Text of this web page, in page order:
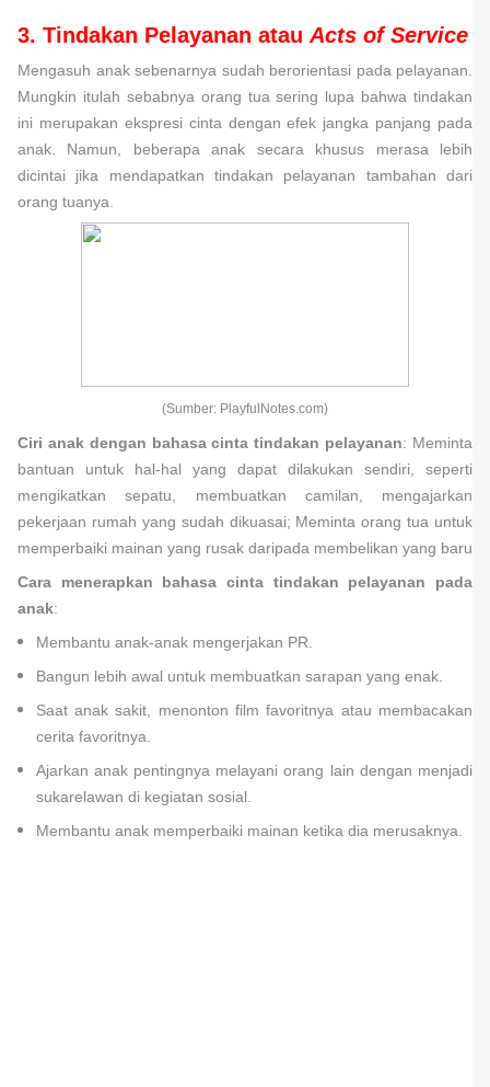
3. Tindakan Pelayanan atau Acts of Service
Mengasuh anak sebenarnya sudah berorientasi pada pelayanan.
Mungkin itulah sebabnya orang tua sering lupa bahwa tindakan
ini merupakan ekspresi cinta dengan efek jangka panjang pada
anak. Namun, beberapa anak secara khusus merasa lebih
dicintai jika mendapatkan tindakan pelayanan tambahan dari
orang tuanya.
(Sumber: PlayfulNotes.com)
Ciri anak dengan bahasa cinta tindakan pelayanan: Meminta
bantuan untuk hal-hal yang dapat dilakukan sendiri, seperti
mengikatkan sepatu, membuatkan camilan, mengajarkan
pekerjaan rumah yang sudah dikuasai; Meminta orang tua untuk
memperbaiki mainan yang rusak daripada membelikan yang baru
Cara menerapkan bahasa cinta tindakan pelayanan pada
anak:
Membantu anak-anak mengerjakan PR.
Bangun lebih awal untuk membuatkan sarapan yang enak.
Saat anak sakit, menonton film favoritnya atau membacakan
cerita favoritnya.
Ajarkan anak pentingnya melayani orang lain dengan menjadi
sukarelawan di kegiatan sosial.
Membantu anak memperbaiki mainan ketika dia merusaknya.